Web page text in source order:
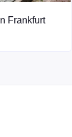
Frankfurt